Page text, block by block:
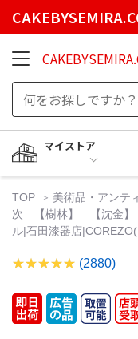
マイストア
TOP 美術品・アンテ
次 【樹林】 【沈金】
ル|石田漆器店
(2880)